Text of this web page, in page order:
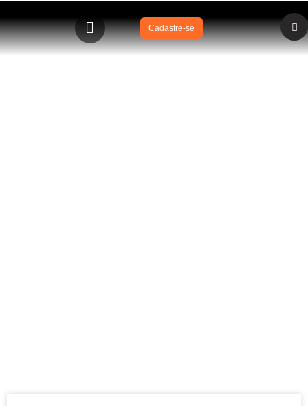
Cadastre-se